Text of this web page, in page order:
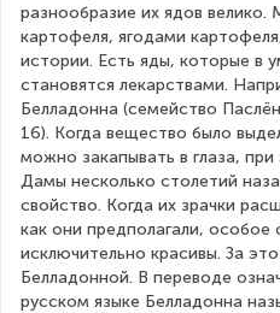
разнообразие их ядов велико.
картофеля, ягодами
истории. Есть яды, которые в
становятся лекарствами.
Белладонна (семейство
16). Когда вещество было
можно закапывать в глаза,
Дамы несколько столетий
свойство. Когда их зрачки
как они предполагали, особое
исключительно красивы. За
Белладонной. В переводе
русском языке Белладонна